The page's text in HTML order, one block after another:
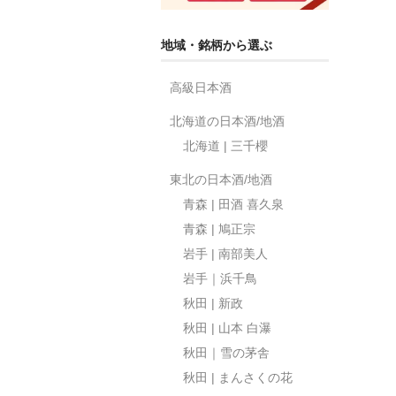
地域・銘柄から選ぶ
高級日本酒
北海道の日本酒/地酒
北海道 | 三千櫻
東北の日本酒/地酒
青森 | 田酒 喜久泉
青森 | 鳩正宗
岩手 | 南部美人
岩手｜浜千鳥
秋田 | 新政
秋田 | 山本 白瀑
秋田｜雪の茅舎
秋田 | まんさくの花